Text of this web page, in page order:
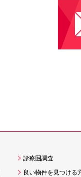
診療圏調査
良い物件を見つける